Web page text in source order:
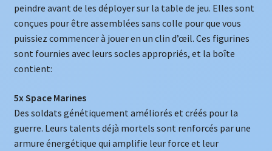
peindre avant de les déployer sur la table de jeu. Elles sont
conçues pour être assemblées sans colle pour que vous
puissiez commencer à jouer en un clin d’œil. Ces figurines
sont fournies avec leurs socles appropriés, et la boîte
contient:
5x Space Marines
Des soldats génétiquement améliorés et créés pour la
guerre. Leurs talents déjà mortels sont renforcés par une
armure énergétique qui amplifie leur force et leur